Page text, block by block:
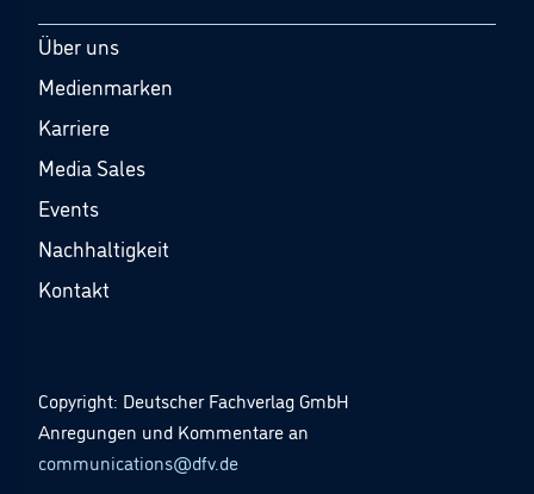
Über uns
Medienmarken
Karriere
Media Sales
Events
Nachhaltigkeit
Kontakt
Copyright: Deutscher Fachverlag GmbH
Anregungen und Kommentare an
communications@dfv.de